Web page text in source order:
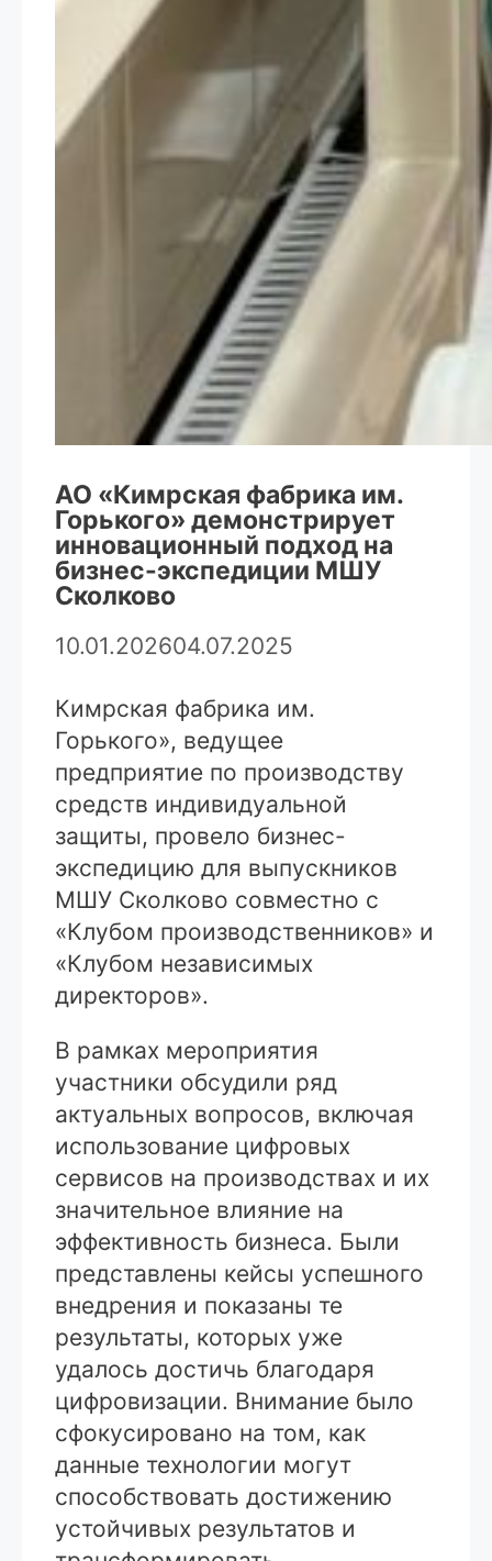
АО «Кимрская фабрика им.
Горького» демонстрирует
инновационный подход на
бизнес-экспедиции МШУ
Сколково
10.01.202604.07.2025
Кимрская фабрика им.
Горького», ведущее
предприятие по производству
средств индивидуальной
защиты, провело бизнес-
экспедицию для выпускников
МШУ Сколково совместно с
«Клубом производственников» и
«Клубом независимых
директоров».
В рамках мероприятия
участники обсудили ряд
актуальных вопросов, включая
использование цифровых
сервисов на производствах и их
значительное влияние на
эффективность бизнеса. Были
представлены кейсы успешного
внедрения и показаны те
результаты, которых уже
удалось достичь благодаря
цифровизации. Внимание было
сфокусировано на том, как
данные технологии могут
способствовать достижению
устойчивых результатов и